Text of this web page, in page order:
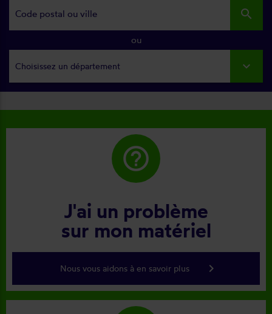
search
ou
Choisissez un département
help_outline
J'ai un problème
sur mon matériel
Nous vous aidons à en savoir plus keyboard_arrow_right